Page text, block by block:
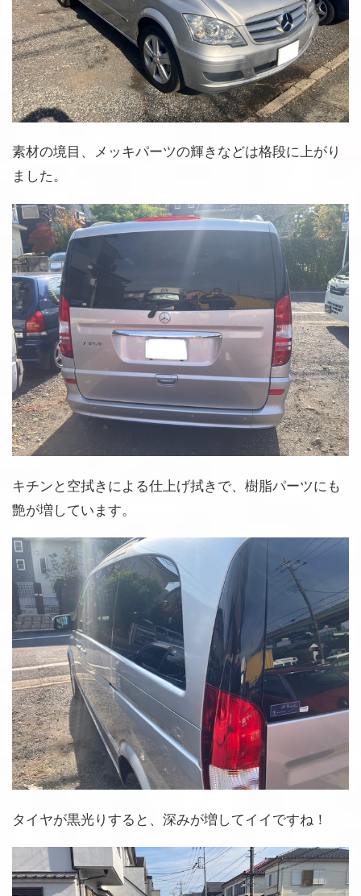
素材の境目、メッキパーツの輝きなどは格段に上がり
ました。
キチンと空拭きによる仕上げ拭きで、樹脂パーツにも
艶が増しています。
タイヤが黒光りすると、深みが増してイイですね！